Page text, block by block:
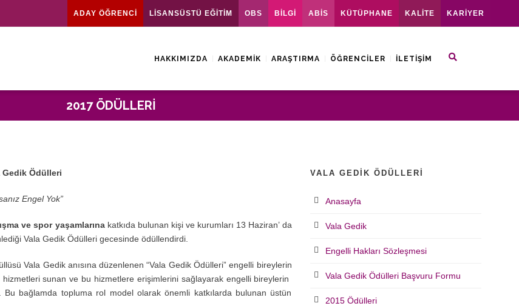
ADAY ÖĞRENCİ LİSANSÜSTÜ EĞİTİM OBS BİLGİ ABİS KÜTÜPHANE KALİTE KARİYER
HAKKIMIZDA AKADEMIK ARAŞTIRMA ÖĞRENCILER İLETIŞIM
2017 ÖDÜLLERI
Gedik Ödülleri
Engel Yok”
ve spor yaşamlarına katkıda bulunan kişi ve kurumları 13 Haziran’ da
Vala Gedik Ödülleri gecesinde ödüllendirdi.
Vala Gedik anısına düzenlenen “Vala Gedik Ödülleri” engelli bireylerin
sunan ve bu hizmetlere erişimlerini sağlayarak engelli bireylerin
bağlamda topluma rol model olarak önemli katkılarda bulunan üstün
VALA GEDIK ÖDÜLLERI
Anasayfa
Vala Gedik
Engelli Hakları Sözleşmesi
Vala Gedik Ödülleri Başvuru Formu
2015 Ödülleri